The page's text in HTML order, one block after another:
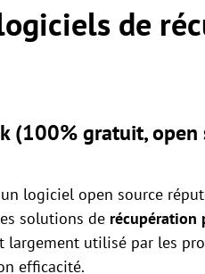
de
(100% gratuit, open
logiciel open source
solutions de
largement utilisé par les
efficacité.